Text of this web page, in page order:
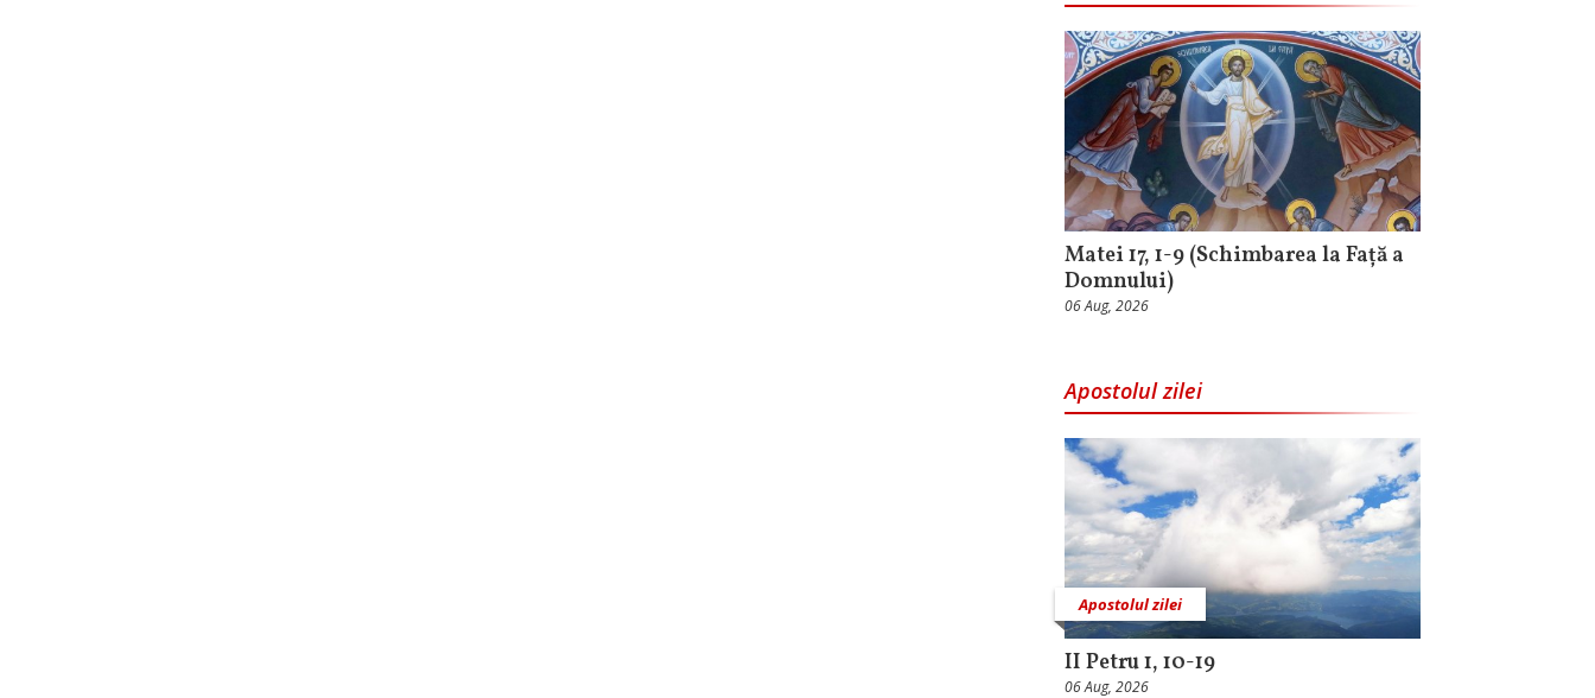
Matei 17, 1-9 (Schimbarea la Față a
Domnului)
06 Aug, 2026
Apostolul zilei
Apostolul zilei
II Petru 1, 10-19
06 Aug, 2026